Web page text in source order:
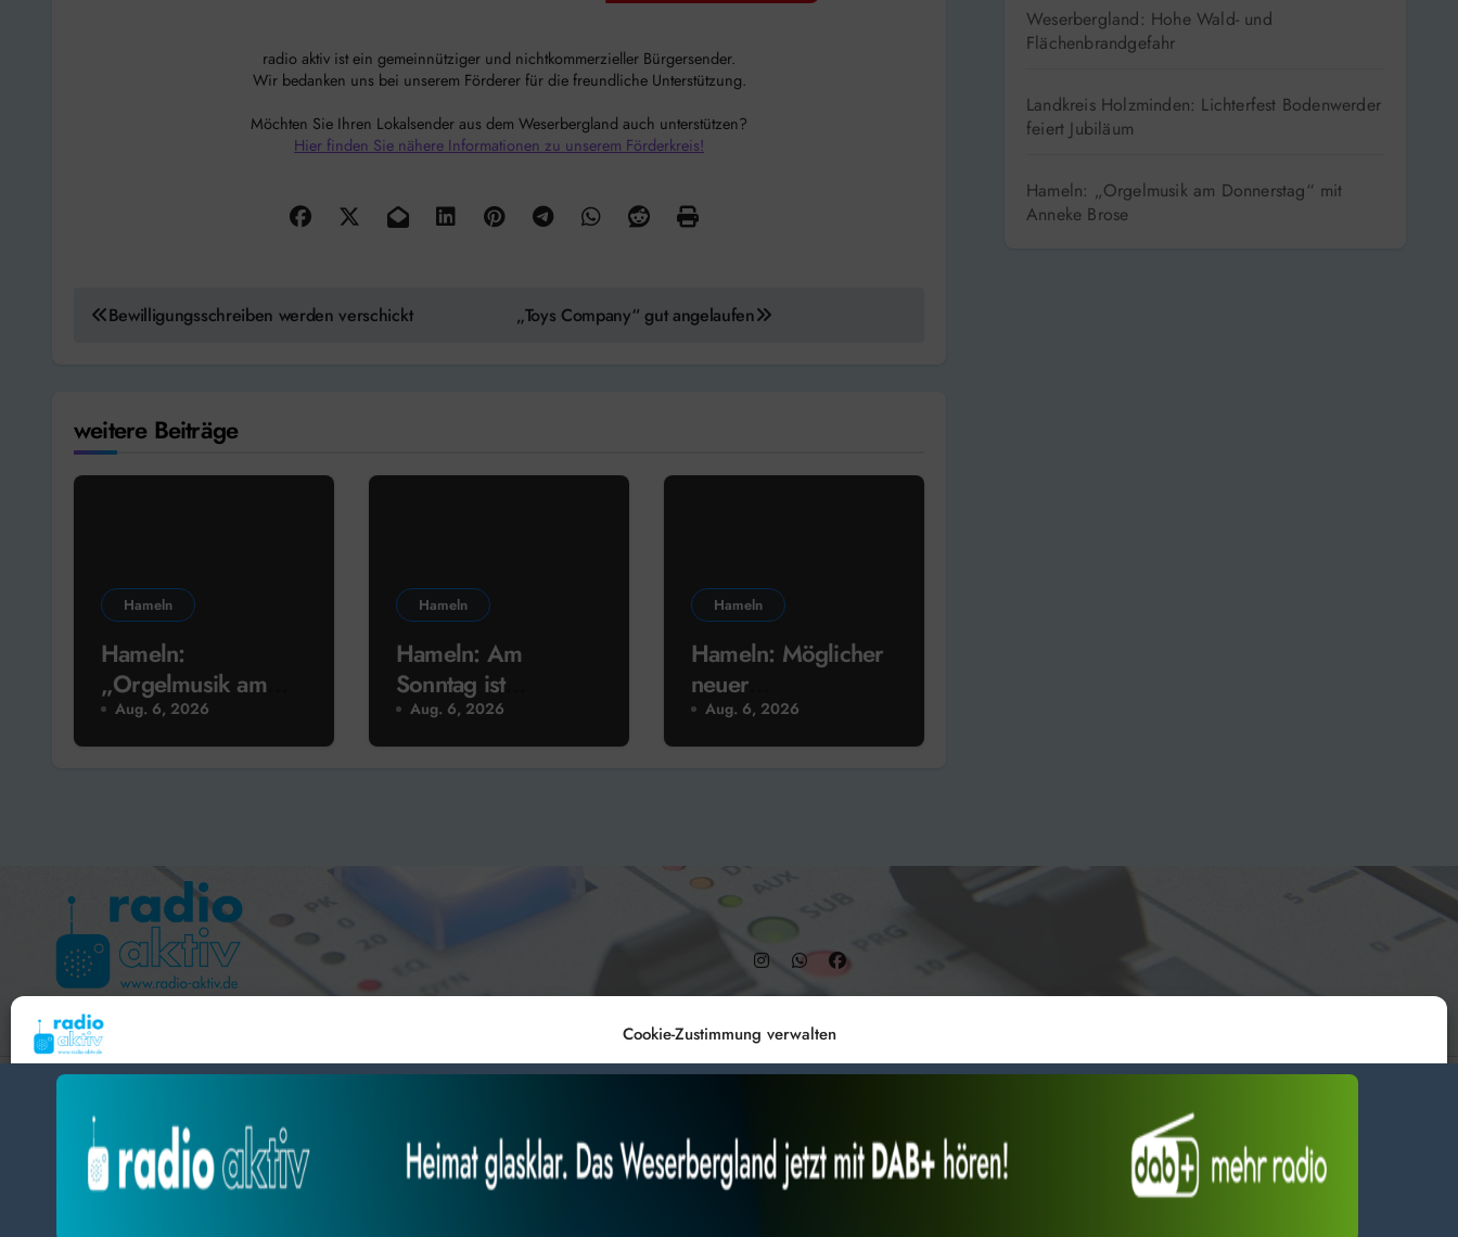
Cookie-Zustimmung verwalten
zustimmst, können wir Daten wie das Surfverhalten oder eindeutige IDs auf dieser Website
verarbeiten. Wenn du deine Zustimmung nicht erteilst oder zurückziehst, können bestimmte Merkmale
und Funktionen beeinträchtigt werden.
radio aktiv ist ein gemeinnütziger und nichtkommerzieller Bürgersender.
Wir bedanken uns bei unserem Förderer für die freundliche Unterstützung.
Möchten Sie Ihren Lokalsender aus dem Weserbergland auch unterstützen?
Hier finden Sie nähere Informationen zu unserem Förderkreis!
Beitragsnavigation
Bewilligungsschreiben werden verschickt „Toys Company“ gut angelaufen
weitere Beiträge
Hameln
Hameln:
„Orgelmusik am
Donnerstag“ mit
Anneke Brose
Aug. 6, 2026
Hameln
Hameln: Am
Sonntag ist
Sommerfest im
Museum
Aug. 6, 2026
Hameln
Hameln: Möglicher
neuer
Rathausstandort
Aug. 6, 2026
Weserbergland: Hohe Wald- und
Flächenbrandgefahr
Landkreis Holzminden: Lichterfest Bodenwerder
feiert Jubiläum
Hameln: „Orgelmusik am Donnerstag“ mit
Anneke Brose
Hameln 99.3 – Bad Pyrmont 94.8 – Bad Münder 107.2 – DAB+ 9C
BlogDatabyThemeansar.